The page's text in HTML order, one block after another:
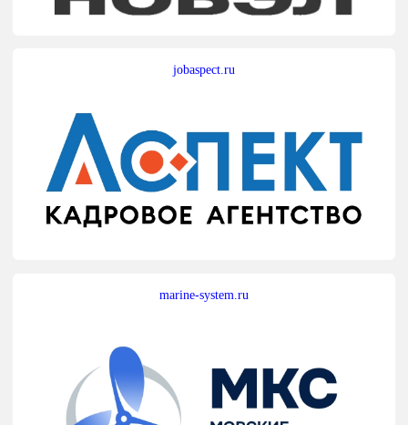
jobaspect.ru
marine-system.ru